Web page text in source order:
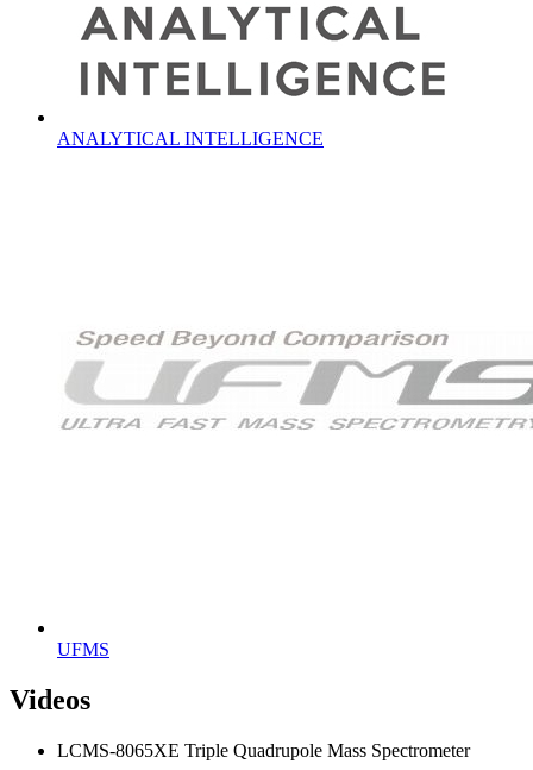
ANALYTICAL INTELLIGENCE
UFMS
Videos
LCMS-8065XE Triple Quadrupole Mass Spectrometer